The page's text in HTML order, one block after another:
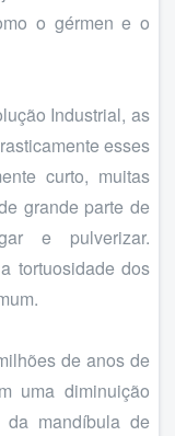
o gérmen e o
Industrial, as
esses
curto, muitas
grande parte de
e pulverizar.
tortuosidade dos
de anos de
uma diminuição
mandíbula de